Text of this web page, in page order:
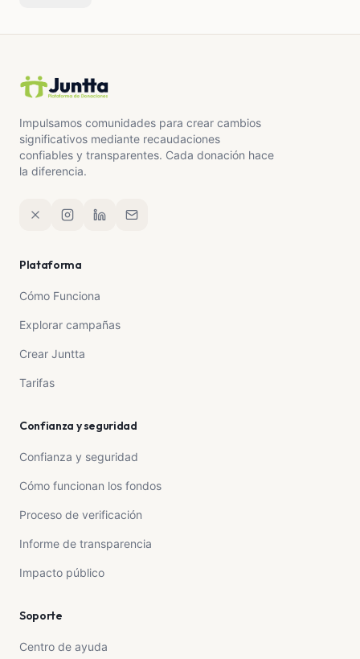
Impulsamos comunidades para crear cambios
significativos mediante recaudaciones
confiables y transparentes. Cada donación hace
la diferencia.
Plataforma
Cómo Funciona
Explorar campañas
Crear Juntta
Tarifas
Confianza y seguridad
Confianza y seguridad
Cómo funcionan los fondos
Proceso de verificación
Informe de transparencia
Impacto público
Soporte
Centro de ayuda